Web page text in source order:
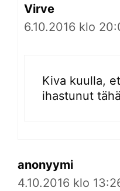
Virve
6.10.2016 klo
Kiva kuulla,
ihastunut
anonyymi
4.10.2016 klo